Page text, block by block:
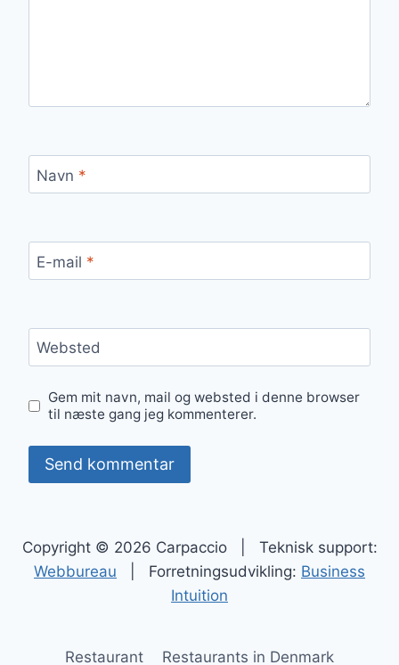
Navn *
E-mail *
Websted
Gem mit navn, mail og websted i denne browser
til næste gang jeg kommenterer.
Copyright © 2026 Carpaccio | Teknisk support:
Webbureau | Forretningsudvikling: Business
Intuition
Restaurant Restaurants in Denmark